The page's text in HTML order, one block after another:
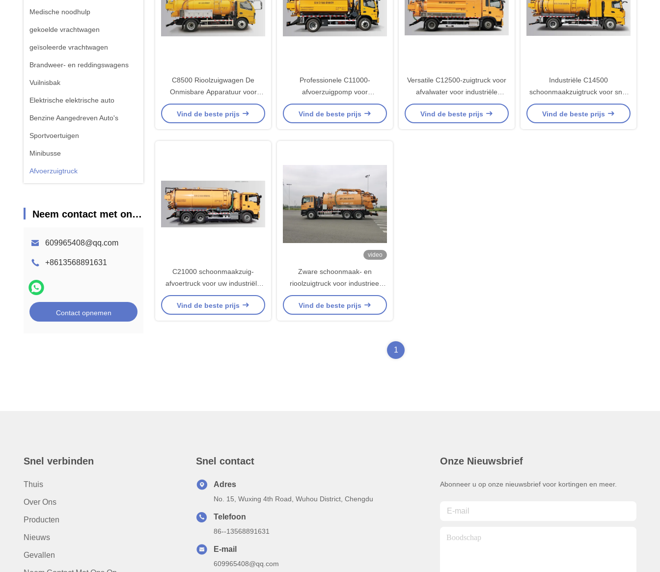
Medische noodhulp
gekoelde vrachtwagen
geïsoleerde vrachtwagen
Brandweer- en reddingswagens
Vuilnisbak
Elektrische elektrische auto
Benzine Aangedreven Auto's
Sportvoertuigen
Minibusse
Afvoerzuigtruck
Neem contact met ons op
609965408@qq.com
+8613568891631
Contact opnemen
C8500 Rioolzuigwagen De
Onmisbare Apparatuur voor
Reinigingsprofessionals
Vind de beste prijs
Professionele C11000-
afvoerzuigpomp voor
commerciële reiniging
Vind de beste prijs
Versatile C12500-zuigtruck voor
afvalwater voor industriële
reiniging
Vind de beste prijs
Industriële C14500
schoonmaakzuigtruck voor snel
en grondig schoonmaken
Vind de beste prijs
C21000 schoonmaakzuig-
afvoertruck voor uw industriële
schoonmaakbehoeften
Vind de beste prijs
video
Zware schoonmaak- en
rioolzuigtruck voor industrieel
afvalbeheer
Vind de beste prijs
1
Snel verbinden
Thuis
Over Ons
Producten
Nieuws
Gevallen
Snel contact
Adres
No. 15, Wuxing 4th Road, Wuhou District, Chengdu
Telefoon
86--13568891631
E-mail
609965408@qq.com
Onze Nieuwsbrief
Abonneer u op onze nieuwsbrief voor kortingen en meer.